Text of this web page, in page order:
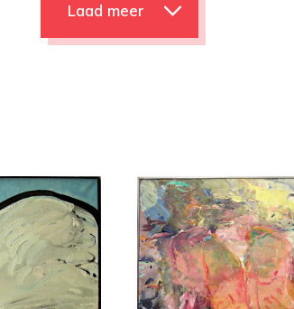
Laad meer